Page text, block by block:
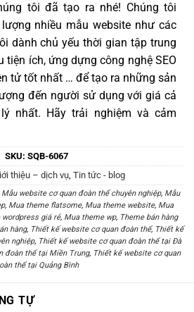
tôi đã tạo ra nhé! Chúng tôi
nhiều mẫu website như các
dành chủ yếu thời gian tập trung
tiện ích, ứng dựng công nghệ SEO
tử tốt nhất … để tạo ra những sản
đến người sử dụng với giá cả
nhất. Hãy trải nghiệm và cảm
SKU: SQB-6067
thiệu – dịch vụ, Tin tức - blog
Mẫu website cơ quan đoàn thể chuyên nghiệp, Mẫu
, Mua theme flatsome, Mua theme website, Mua
wordpress giá rẻ, Mua theme wp, Theme bán hàng
hàng, Thiết kế website cơ quan đoàn thể, Thiết kế
nghiệp, Thiết kế website cơ quan đoàn thể tại Đà
đoàn thể tại Miền Trung, Thiết kế website cơ quan
thể tại Quảng Bình
TỰ